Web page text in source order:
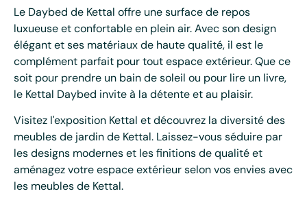
Le Daybed de Kettal offre une surface de repos
luxueuse et confortable en plein air. Avec son design
élégant et ses matériaux de haute qualité, il est le
complément parfait pour tout espace extérieur. Que ce
soit pour prendre un bain de soleil ou pour lire un livre,
le Kettal Daybed invite à la détente et au plaisir.
Visitez l'exposition Kettal et découvrez la diversité des
meubles de jardin de Kettal. Laissez-vous séduire par
les designs modernes et les finitions de qualité et
aménagez votre espace extérieur selon vos envies avec
les meubles de Kettal.